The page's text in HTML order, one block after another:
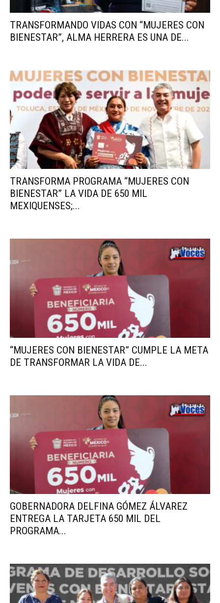
TRANSFORMANDO VIDAS CON “MUJERES CON
BIENESTAR”, ALMA HERRERA ES UNA DE...
TRANSFORMA PROGRAMA “MUJERES CON
BIENESTAR” LA VIDA DE 650 MIL
MEXIQUENSES;...
“MUJERES CON BIENESTAR” CUMPLE LA META
DE TRANSFORMAR LA VIDA DE...
GOBERNADORA DELFINA GÓMEZ ÁLVAREZ
ENTREGA LA TARJETA 650 MIL DEL
PROGRAMA...